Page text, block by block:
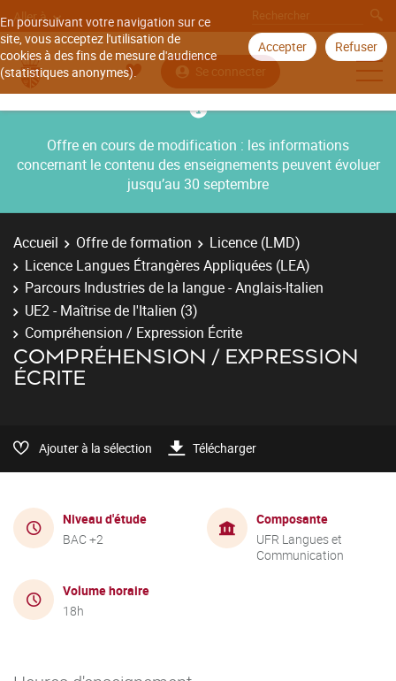
En poursuivant votre navigation sur ce
site, vous acceptez l'utilisation de
cookies à des fins de mesure d'audience
(statistiques anonymes).
Accepter Refuser
Aller à
Se connecter
Offre en cours de modification : les informations
concernant le contenu des enseignements peuvent évoluer
jusqu’au 30 septembre
Accueil Offre de formation
Licence (LMD)
Licence Langues Étrangères Appliquées (LEA)
Parcours Industries de la langue - Anglais-Italien
UE2 - Maîtrise de l'Italien (3)
Compréhension / Expression Écrite
COMPRÉHENSION / EXPRESSION
ÉCRITE
Ajouter à la sélection Télécharger
Niveau d'étude
BAC +2
Composante
UFR Langues et
Communication
Volume horaire
18h